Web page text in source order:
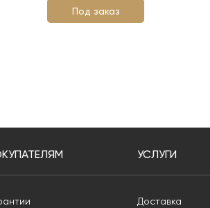
Под заказ
УСЛУГИ
Доставка